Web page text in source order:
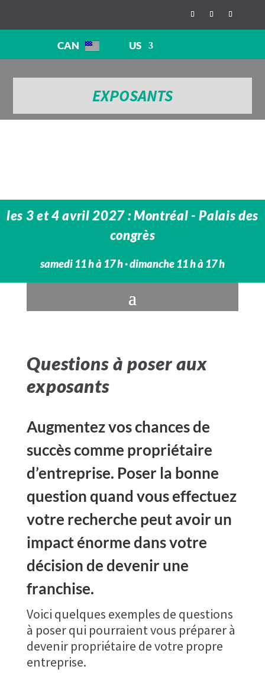
CAN US
EXPOSANTS
les 3 et 4 avril 2027 : Montréal - Palais des
congrès
samedi 11 h à 17 h · dimanche 11 h à 17 h
Questions à poser aux
exposants
Augmentez vos chances de
succès comme propriétaire
d’entreprise. Poser la bonne
question quand vous effectuez
votre recherche peut avoir un
impact énorme dans votre
décision de devenir une
franchise.
Voici quelques exemples de questions
à poser qui pourraient vous préparer à
devenir propriétaire de votre propre
entreprise.